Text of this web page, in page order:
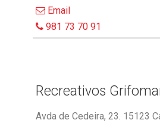
Email
981 73 70 91
Recreativos
Avda de Cedeira, 23. 15123